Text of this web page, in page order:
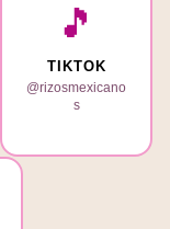
🎵
TIKTOK
@rizosmexicano
s